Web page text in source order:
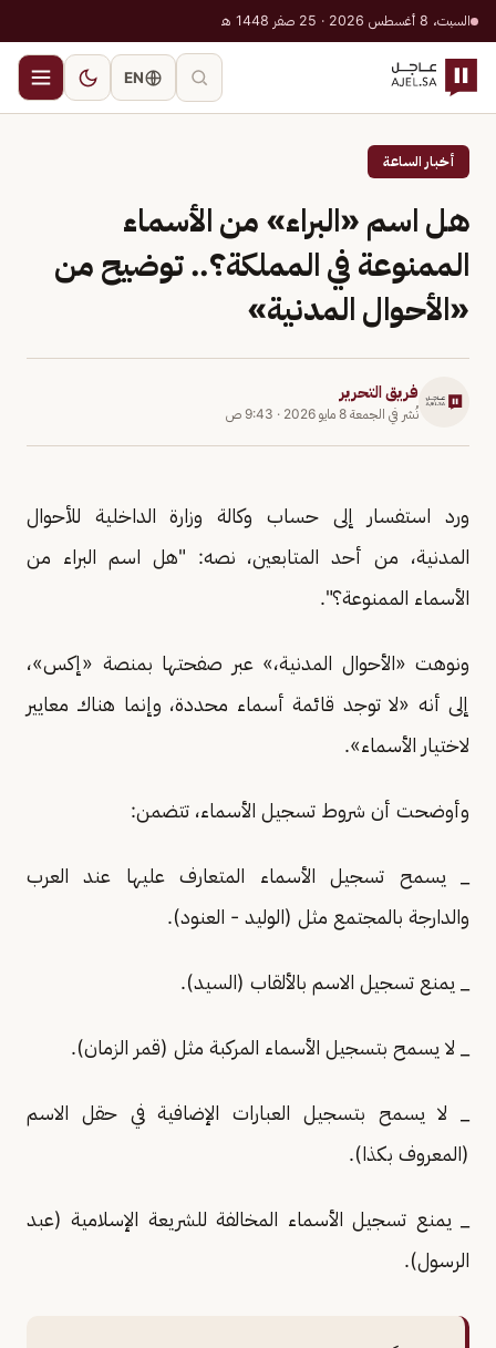
السبت، 8 أغسطس 2026 · 25 صفر 1448 هـ
EN
أخبار الساعة
هل اسم «البراء» من الأسماء
الممنوعة في المملكة؟.. توضيح من
«الأحوال المدنية»
فريق التحرير
نُشر في الجمعة 8 مايو 2026 · 9:43 ص
ورد استفسار إلى حساب وكالة وزارة الداخلية للأحوال
المدنية، من أحد المتابعين، نصه: "هل اسم البراء من
الأسماء الممنوعة؟".
ونوهت «الأحوال المدنية،» عبر صفحتها بمنصة «إكس»،
إلى أنه «لا توجد قائمة أسماء محددة، وإنما هناك معايير
لاختيار الأسماء».
وأوضحت أن شروط تسجيل الأسماء، تتضمن:
_ يسمح تسجيل الأسماء المتعارف عليها عند العرب
والدارجة بالمجتمع مثل (الوليد - العنود).
_ يمنع تسجيل الاسم بالألقاب (السيد).
_ لا يسمح بتسجيل الأسماء المركبة مثل (قمر الزمان).
_ لا يسمح بتسجيل العبارات الإضافية في حقل الاسم
(المعروف بكذا).
_ يمنع تسجيل الأسماء المخالفة للشريعة الإسلامية (عبد
الرسول).